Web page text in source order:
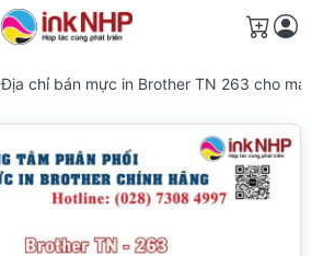
Giỏ
Địa chỉ bán mực in Brother TN 263 cho